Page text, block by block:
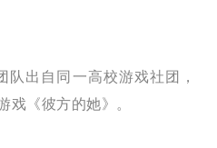
出自同一高校游戏社团，
戏《彼方的她》。